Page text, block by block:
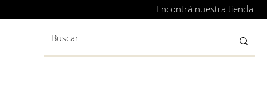
Encontrá nuestra tienda